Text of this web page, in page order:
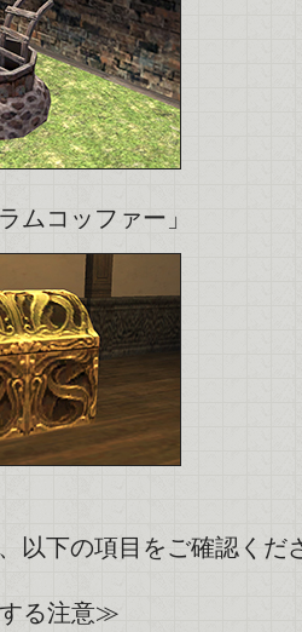
ムコッファー」
以下の項目をご確認くだ
る注意≫